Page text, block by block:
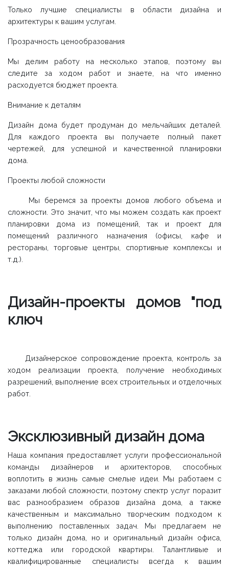
Только лучшие специалисты в области дизайна и
архитектуры к вашим услугам.
Прозрачность ценообразования
Мы делим работу на несколько этапов, поэтому вы
следите за ходом работ и знаете, на что именно
расходуется бюджет проекта.
Внимание к деталям
Дизайн дома будет продуман до мельчайших деталей.
Для каждого проекта вы получаете полный пакет
чертежей, для успешной и качественной планировки
дома.
Проекты любой сложности
Мы беремся за проекты домов любого объема и
сложности. Это значит, что мы можем создать как проект
планировки дома из помещений, так и проект для
помещений различного назначения (офисы, кафе и
рестораны, торговые центры, спортивные комплексы и
т.д.).
Дизайн-проекты домов "под
ключ
Дизайнерское сопровождение проекта, контроль за
ходом реализации проекта, получение необходимых
разрешений, выполнение всех строительных и отделочных
работ.
Эксклюзивный дизайн дома
Наша компания предоставляет услуги профессиональной
команды дизайнеров и архитекторов, способных
воплотить в жизнь самые смелые идеи. Мы работаем с
заказами любой сложности, поэтому спектр услуг поразит
вас разнообразием образов дизайна дома, а также
качественным и максимально творческим подходом к
выполнению поставленных задач. Мы предлагаем не
только дизайн дома, но и оригинальный дизайн офиса,
коттеджа или городской квартиры. Талантливые и
квалифицированные специалисты всегда к вашим